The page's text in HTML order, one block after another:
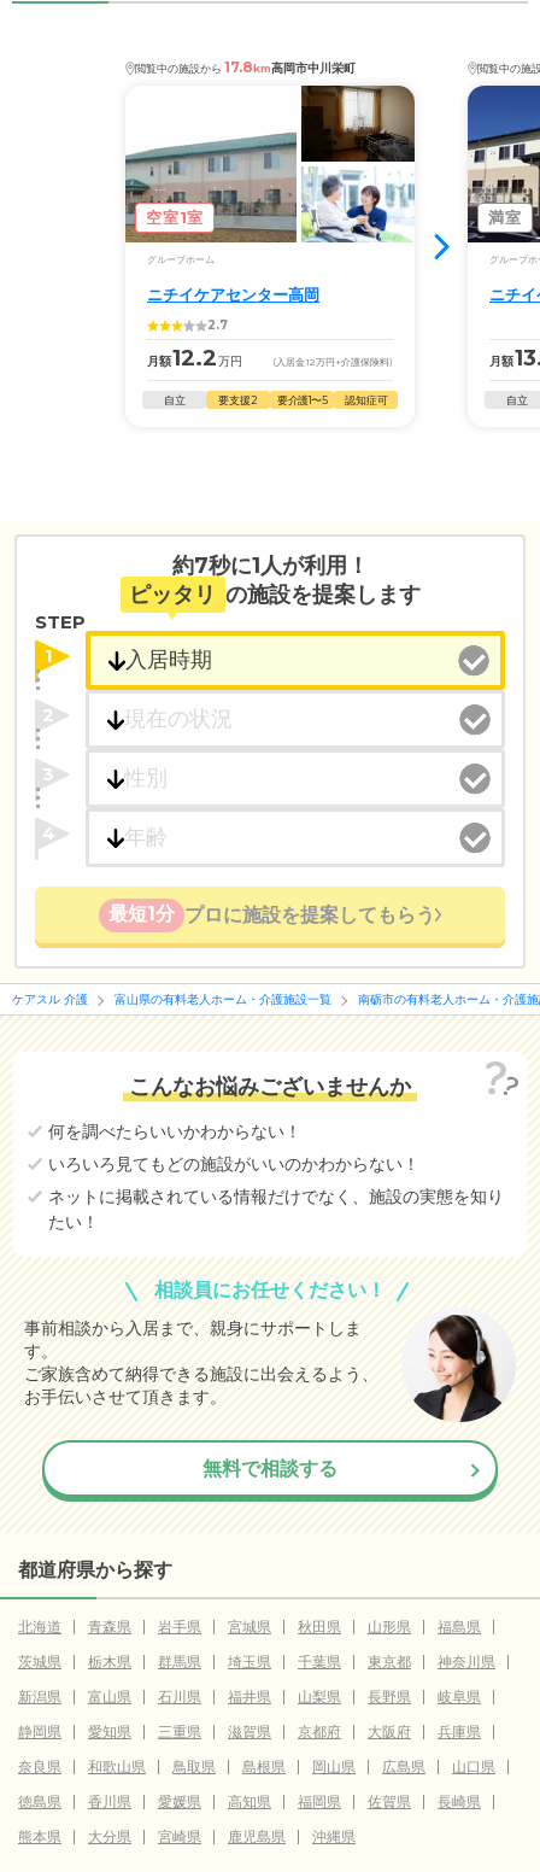
閲覧中の施設から 17.8km高岡市中川栄町
空室1室
グループホーム
ニチイケアセンター高岡
2.7
月額12.2万円 (入居金12万円 +介護保険料)
自立 要支援2 要介護1〜5 認知症可
閲覧中の施
満室
グループホ
ニチ
月額
自立
約7秒に1人が利用！
ピッタリ の施設を提案します
STEP
1
2
3
4
最短1分 プロに施設を提案してもらう
ケアスル 介護 富山県の有料老人ホーム・介護施設一覧 南砺市の有料老人ホーム・介護
こんなお悩みございませんか
何を調べたらいいかわからない！
いろいろ見てもどの施設がいいのかわからない！
ネットに掲載されている情報だけでなく、施設の実態を知り
たい！
相談員にお任せください！
事前相談から入居まで、親身にサポートしま
す。
ご家族含めて納得できる施設に出会えるよう、
お手伝いさせて頂きます。
無料で相談する
都道府県から探す
北海道 青森県 岩手県 宮城県 秋田県 山形県
福島県
茨城県
栃木県 群馬県 埼玉県 千葉県 東京都
神奈川県
新潟県
富山県 石川県 福井県 山梨県 長野県
岐阜県
静岡県
愛知県 三重県 滋賀県 京都府 大阪府
兵庫県
奈良県
和歌山県 鳥取県 島根県 岡山県 広島県
山口県
徳島県
香川県 愛媛県 高知県 福岡県 佐賀県
長崎県
熊本県
大分県 宮崎県 鹿児島県 沖縄県